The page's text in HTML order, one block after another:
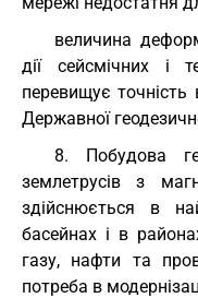
величина
дії сейсмічних і
перевищує точність
Державної
8. Побудова
землетрусів з
здійснюється в
басейнах і в
газу, нафти та
потреба в